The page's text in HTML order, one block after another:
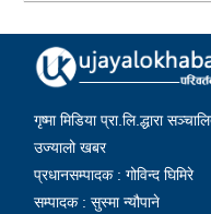
गृष्मा मिडिया प्रा.लि.द्धारा
उज्यालो खबर
प्रधानसम्पादक : गोविन्द घिमिरे
सम्पादक : सुस्मा न्यौपाने